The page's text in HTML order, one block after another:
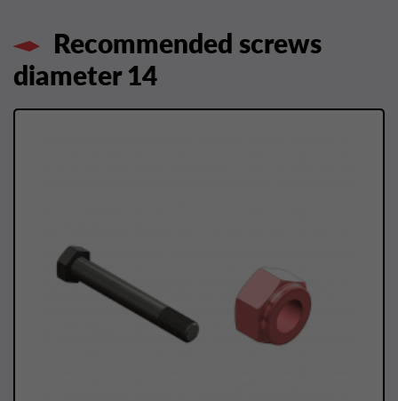
Recommended screws
diameter 14